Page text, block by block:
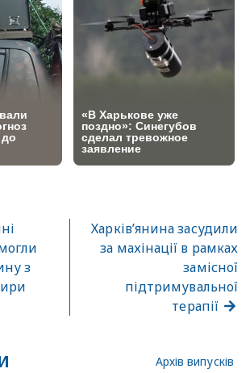
з
Харків’янина засудили
за махінації в рамках
замісної
підтримувальної
терапії
Архів випусків